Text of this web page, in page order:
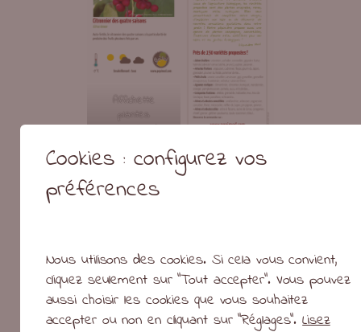
Affichette
plantes
exposition &
Pepimed
Maquette de
Maquette de
carte de visite
Pépimed
bannière
Cookies : configurez vos
préférences
Nous utilisons des cookies. Si cela vous convient,
cliquez seulement sur "Tout accepter". Vous pouvez
aussi choisir les cookies que vous souhaitez
accepter ou non en cliquant sur "Réglages".Lisez